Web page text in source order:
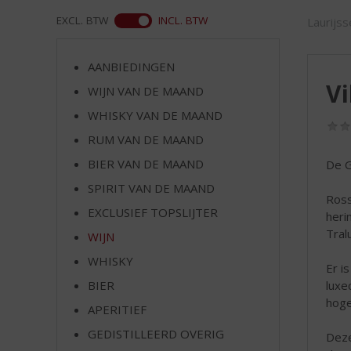
De
Er
EXCL. BTW INCL. BTW
AANBIEDINGEN
WIJN VAN DE MAAND
WHISKY VAN DE MAAND
RUM VAN DE MAAND
BIER VAN DE MAAND
SPIRIT VAN DE MAAND
EXCLUSIEF TOPSLIJTER
WIJN
WHISKY
BIER
APERITIEF
GEDISTILLEERD OVERIG